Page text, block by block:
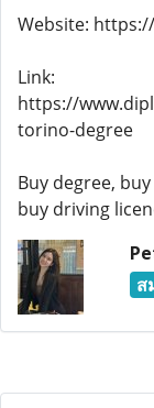
Website:
Link:
https://
torino-degree
Buy degree,
buy driving
ส